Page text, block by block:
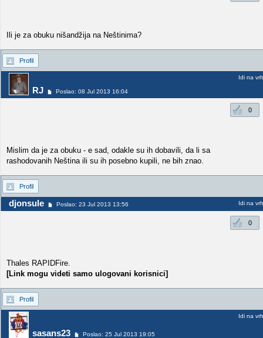
Ili je za obuku nišandžija na Neštinima?
Profil
RJ Poslao: 08 Jul 2013 16:04
Idi na vrh
0
Mislim da je za obuku - e sad, odakle su ih dobavili, da li sa
rashodovanih Neština ili su ih posebno kupili, ne bih znao.
Profil
djonsule Poslao: 23 Jul 2013 13:56 Idi na vrh
0
Thales RAPIDFire.
[Link mogu videti samo ulogovani korisnici]
Profil
sasans23 Poslao: 25 Jul 2013 19:05
Idi na vrh